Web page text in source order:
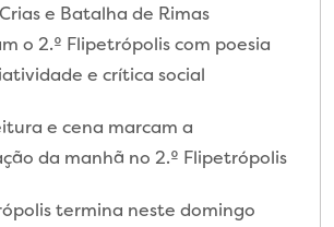
e Batalha de Rimas
o 2.º Flipetrópolis com poesia
e crítica social
e cena marcam a
da manhã no 2.º Flipetrópolis
termina neste domingo